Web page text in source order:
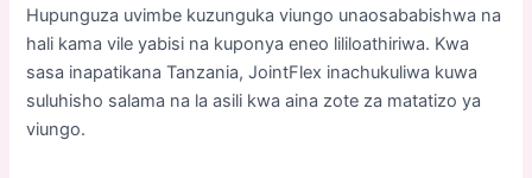
Hupunguza uvimbe kuzunguka viungo unaosababishwa na
hali kama vile yabisi na kuponya eneo lililoathiriwa. Kwa
sasa inapatikana Tanzania, JointFlex inachukuliwa kuwa
suluhisho salama na la asili kwa aina zote za matatizo ya
viungo.